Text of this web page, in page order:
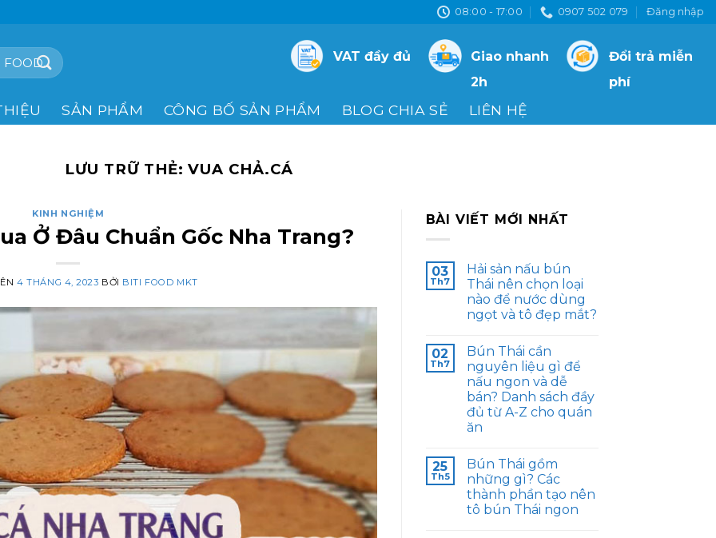
08:00 - 17:00 0907 502 079 Đăng nhập
VAT đầy đủ
Giao nhanh
2h
Đổi trả miễn
phí
SẢN PHẨM CÔNG BỐ SẢN PHẨM BLOG CHIA SẺ LIÊN HỆ
LƯU TRỮ THẺ:VUA CHẢ.CÁ
KINH NGHIỆM
Ở Đâu Chuẩn Gốc Nha Trang?
4 THÁNG 4, 2023 BỞI BITI FOOD MKT
BÀI VIẾT MỚI NHẤT
03
Th7
Hải sản nấu bún
Thái nên chọn loại
nào để nước dùng
ngọt và tô đẹp mắt?
02
Th7
Bún Thái cần
nguyên liệu gì để
nấu ngon và dễ
bán? Danh sách đầy
đủ từ A-Z cho quán
ăn
25
Th5
Bún Thái gồm
những gì? Các
thành phần tạo nên
tô bún Thái ngon